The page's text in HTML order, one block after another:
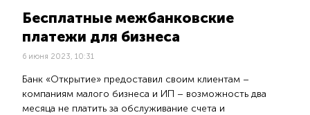
Бесплатные межбанковские
платежи для бизнеса
6 июня 2023, 10:31
Банк «Открытие» предоставил своим клиентам –
компаниям малого бизнеса и ИП – возможность два
месяца не платить за обслуживание счета и